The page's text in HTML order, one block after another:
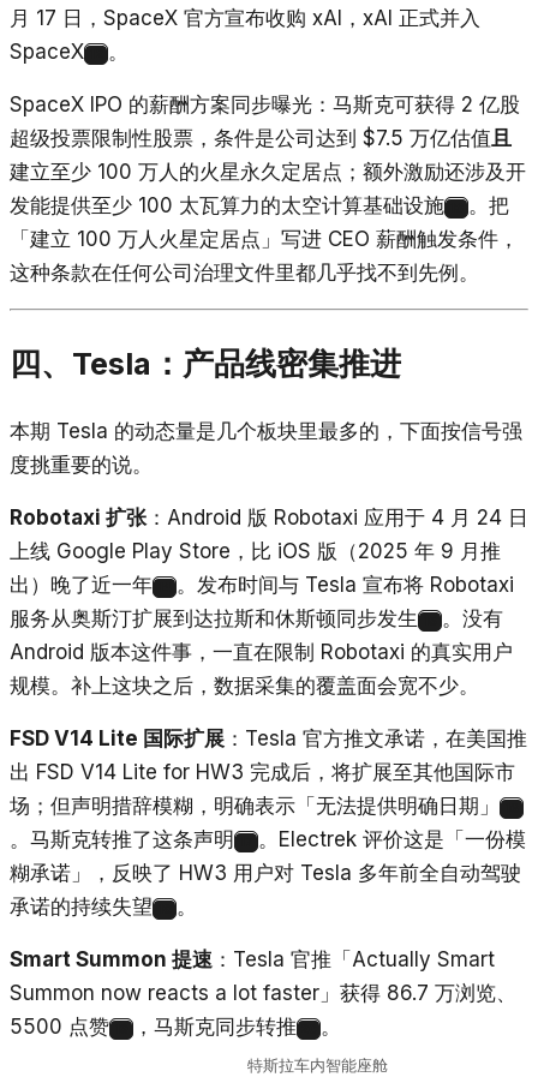
月 17 日，SpaceX 官方宣布收购 xAI，xAI 正式并入
SpaceX
。
SpaceX IPO 的薪酬方案同步曝光：马斯克可获得 2 亿股
超级投票限制性股票，条件是公司达到 $7.5 万亿估值且
建立至少 100 万人的火星永久定居点；额外激励还涉及开
发能提供至少 100 太瓦算力的太空计算基础设施
。把
「建立 100 万人火星定居点」写进 CEO 薪酬触发条件，
这种条款在任何公司治理文件里都几乎找不到先例。
四、Tesla：产品线密集推进
本期 Tesla 的动态量是几个板块里最多的，下面按信号强
度挑重要的说。
Robotaxi 扩张 ：Android 版 Robotaxi 应用于 4 月 24 日
上线 Google Play Store，比 iOS 版（2025 年 9 月推
出）晚了近一年
。发布时间与 Tesla 宣布将 Robotaxi
服务从奥斯汀扩展到达拉斯和休斯顿同步发生
。没有
Android 版本这件事，一直在限制 Robotaxi 的真实用户
规模。补上这块之后，数据采集的覆盖面会宽不少。
FSD V14 Lite 国际扩展 ：Tesla 官方推文承诺，在美国推
出 FSD V14 Lite for HW3 完成后，将扩展至其他国际市
场；但声明措辞模糊，明确表示「无法提供明确日期」
。马斯克转推了这条声明
。Electrek 评价这是「一份模
糊承诺」，反映了 HW3 用户对 Tesla 多年前全自动驾驶
承诺的持续失望
。
Smart Summon 提速 ：Tesla 官推「Actually Smart
Summon now reacts a lot faster」获得 86.7 万浏览、
5500 点赞
，马斯克同步转推 。
特斯拉车内智能座舱